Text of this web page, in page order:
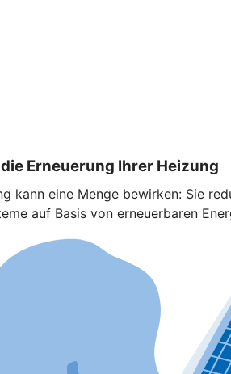
Erneuerung Ihrer Heizung
kann eine Menge bewirken: Sie
auf Basis von erneuerbaren